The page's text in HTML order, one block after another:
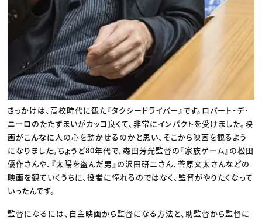
きっかけは、高校時代に観た『タクシードライバー』です。ロバート・デ・
ニーロのたたずまいがカッコ良くて、非常にインパクトを受けました。映
画がこんなに人の心を動かせるのかと思い、そこから映画を観るよう
になりました。ちょうど80年代で、森田芳光監督の『家族ゲーム』の松田
優作さんや、『太陽を盗んだ男』の沢田研二さん、菅原文太さんなどの
映画を観ていくうちに、役者に憧れるのではなく、監督がやりたくなって
いったんです。
監督になるには、自主映画から監督になる方法と、助監督から監督に